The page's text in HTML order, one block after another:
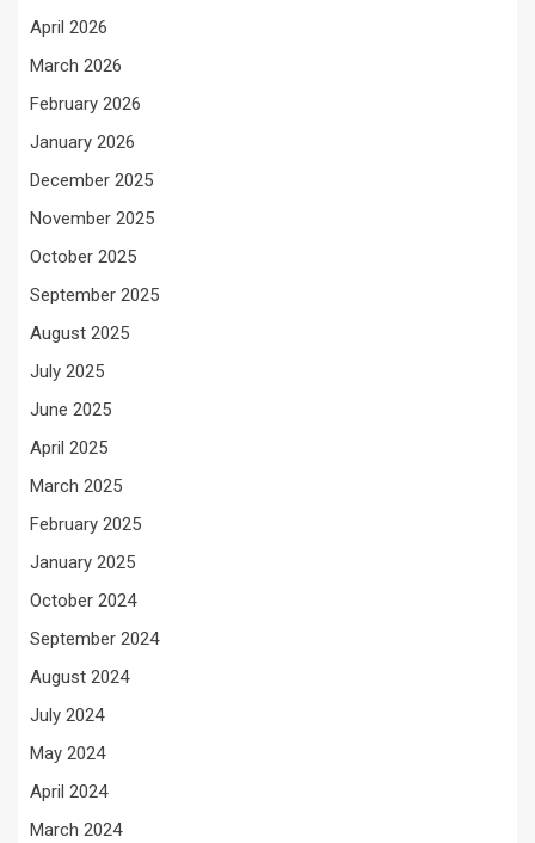
April 2026
March 2026
February 2026
January 2026
December 2025
November 2025
October 2025
September 2025
August 2025
July 2025
June 2025
April 2025
March 2025
February 2025
January 2025
October 2024
September 2024
August 2024
July 2024
May 2024
April 2024
March 2024